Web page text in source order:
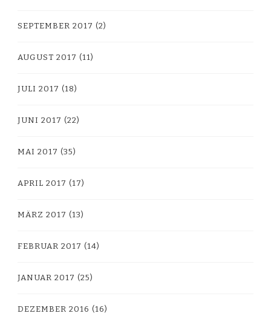
SEPTEMBER 2017 (2)
AUGUST 2017 (11)
JULI 2017 (18)
JUNI 2017 (22)
MAI 2017 (35)
APRIL 2017 (17)
MÄRZ 2017 (13)
FEBRUAR 2017 (14)
JANUAR 2017 (25)
DEZEMBER 2016 (16)